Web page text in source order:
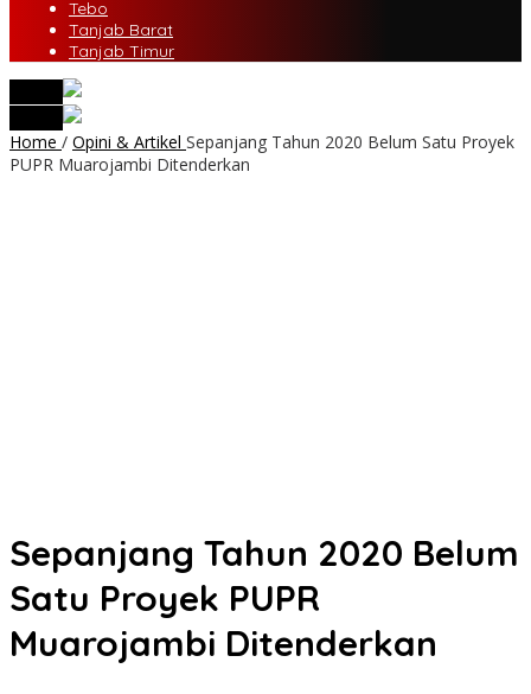
Tebo
Tanjab Barat
Tanjab Timur
Home / Opini & Artikel Sepanjang Tahun 2020 Belum Satu Proyek
PUPR Muarojambi Ditenderkan
Sepanjang Tahun 2020 Belum
Satu Proyek PUPR
Muarojambi Ditenderkan